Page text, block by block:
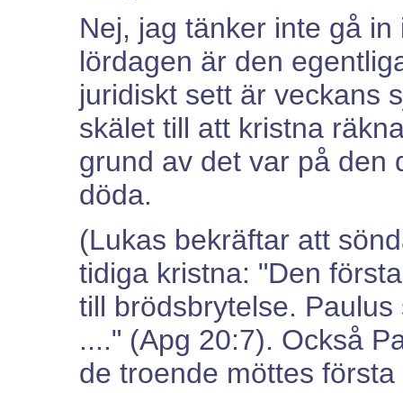
Nej, jag tänker inte gå
lördagen är den
juridiskt sett är veckans
skälet till att kristna
grund av det var på den
döda.
(Lukas bekräftar att
tidiga kristna: "Den
till brödsbrytelse.
...." (Apg 20:7). Också
de troende möttes